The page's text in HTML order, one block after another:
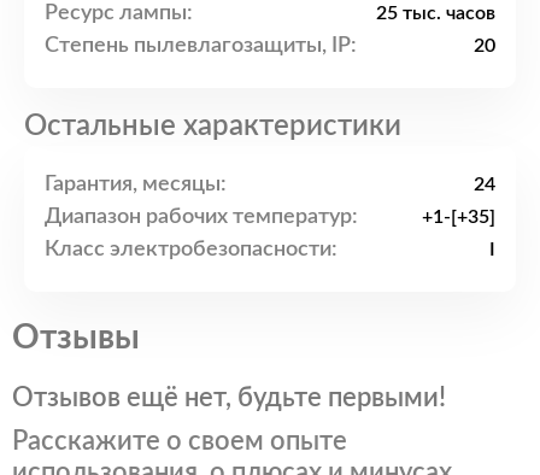
Ресурс лампы: 25 тыс. часов
Степень пылевлагозащиты, IP: 20
Остальные характеристики
Гарантия, месяцы: 24
Диапазон рабочих температур: +1-[+35]
Класс электробезопасности:
Отзывы
Отзывов ещё нет, будьте первыми!
Расскажите о своем опыте